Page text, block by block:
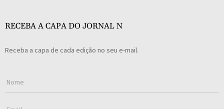
RECEBA A CAPA DO JORNAL N
Receba a capa de cada edição no seu e-mail.